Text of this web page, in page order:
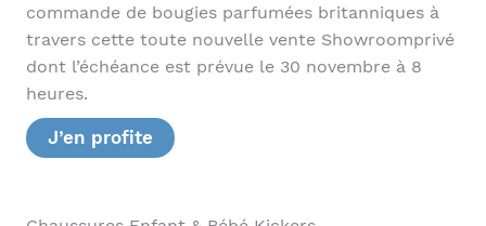
commande de bougies parfumées britanniques à
travers cette toute nouvelle vente Showroomprivé
dont l’échéance est prévue le 30 novembre à 8
heures.
J’en profite